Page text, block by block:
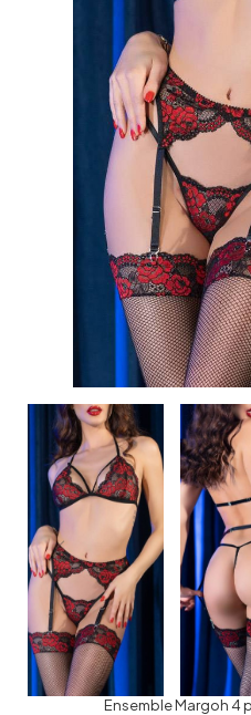
Ensemble Margoh 4